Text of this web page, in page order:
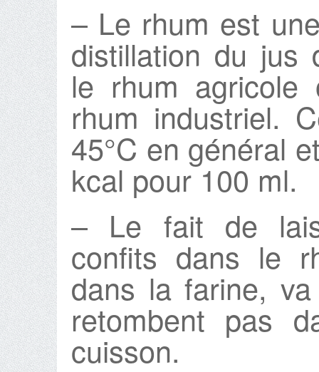
– Le rhum est
distillation du jus
le rhum
rhum industriel.
45°C en général
kcal pour 100 ml.
– Le fait de
confits dans le
dans la farine,
retombent pas
cuisson.